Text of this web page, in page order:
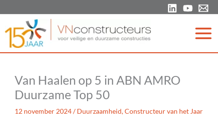
de
inhoud
Van Haalen op 5 in ABN AMRO
Duurzame Top 50
12 november 2024/Duurzaamheid,Constructeur van het Jaar